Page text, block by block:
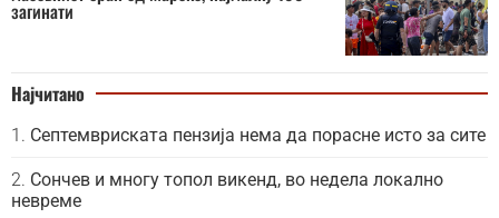
загинати
Најчитано
Септемвриската пензија нема да порасне исто за сите
Сончев и многу топол викенд, во недела локално
невреме